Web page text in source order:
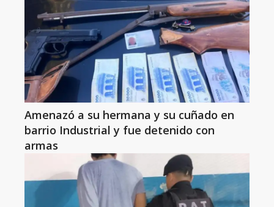
Amenazó a su hermana y su cuñado en
barrio Industrial y fue detenido con
armas